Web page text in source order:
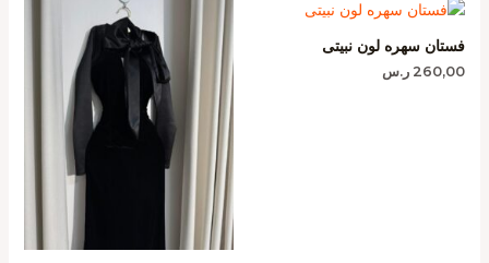
فستان سهره لون نبيتى
260,00 ر.س